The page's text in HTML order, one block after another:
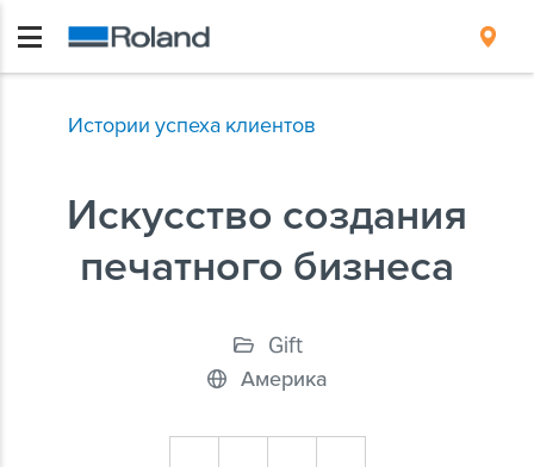
Истории успеха клиентов
Искусство создания
печатного бизнеса
Gift
Америка